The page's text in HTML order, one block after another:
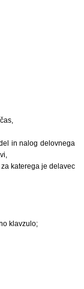
in nalog delovnega
katerega je delavec
klavzulo;